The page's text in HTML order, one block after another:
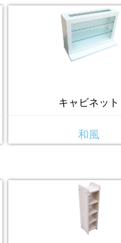
キャビネット
和風